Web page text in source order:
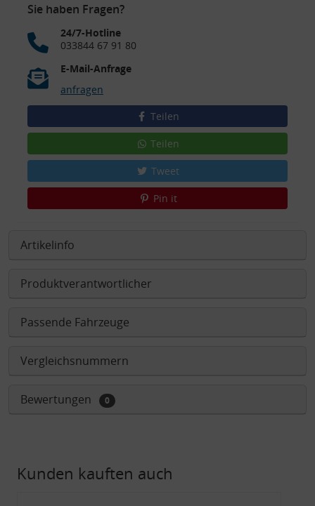
Sie haben Fragen?
24/7-Hotline
033844 67 91 80
E-Mail-Anfrage
anfragen
Teilen
Teilen
Tweet
Pin it
Artikelinfo
Produktverantwortlicher
Passende Fahrzeuge
Vergleichsnummern
Bewertungen 0
Kunden kauften auch